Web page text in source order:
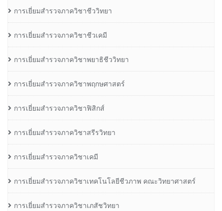
การเยี่ยมสำรวจภาควิชาชีววิทยา
การเยี่ยมสำรวจภาควิชาชีวเคมี
การเยี่ยมสำรวจภาควิชาพยาธิชีววิทยา
การเยี่ยมสำรวจภาควิชาพฤกษศาสตร์
การเยี่ยมสำรวจภาควิชาฟิสิกส์
การเยี่ยมสำรวจภาควิชาสรีรวิทยา
การเยี่ยมสำรวจภาควิชาเคมี
การเยี่ยมสำรวจภาควิชาเทคโนโลยีชีวภาพ คณะวิทยาศาสตร์
การเยี่ยมสำรวจภาควิชาเภสัชวิทยา